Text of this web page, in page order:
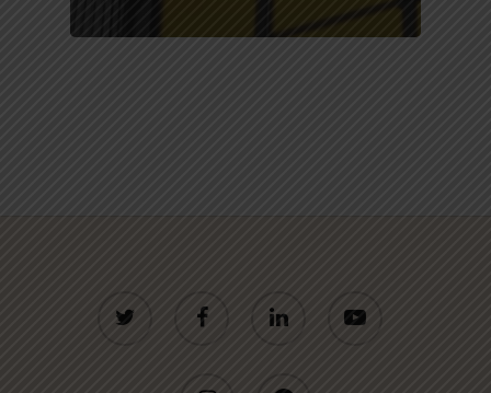
facebook linkedin
instagram telegram